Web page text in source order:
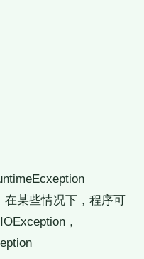
某些情况下，程序可
，